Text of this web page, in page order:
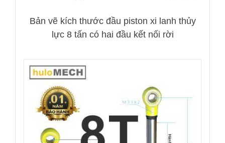
Bản vẽ kích thước đầu piston xi lanh thủy
lực 8 tấn có hai đầu kết nối rời